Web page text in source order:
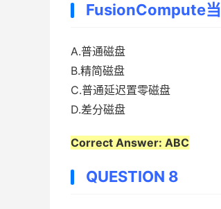
FusionCompute
A.普通磁盘
B.精简磁盘
C.普通延迟置零磁盘
D.差分磁盘
Correct Answer: ABC
QUESTION 8